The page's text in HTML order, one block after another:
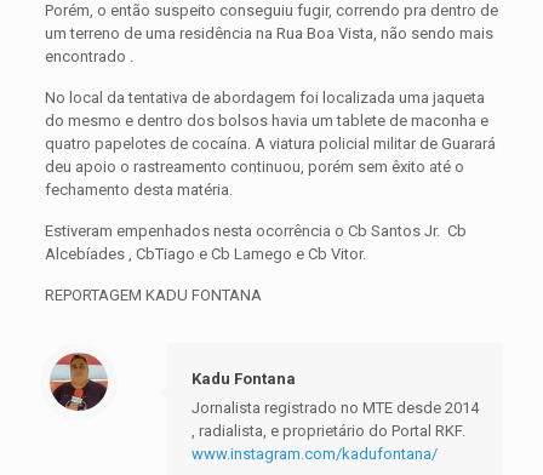
Porém, o então suspeito conseguiu fugir, correndo pra dentro de
um terreno de uma residência na Rua Boa Vista, não sendo mais
encontrado .
No local da tentativa de abordagem foi localizada uma jaqueta
do mesmo e dentro dos bolsos havia um tablete de maconha e
quatro papelotes de cocaína. A viatura policial militar de Guarará
deu apoio o rastreamento continuou, porém sem êxito até o
fechamento desta matéria.
Estiveram empenhados nesta ocorrência o Cb Santos Jr. Cb
Alcebíades , CbTiago e Cb Lamego e Cb Vitor.
REPORTAGEM KADU FONTANA
Kadu Fontana
Jornalista registrado no MTE desde 2014
, radialista, e proprietário do Portal RKF.
www.instagram.com/kadufontana/